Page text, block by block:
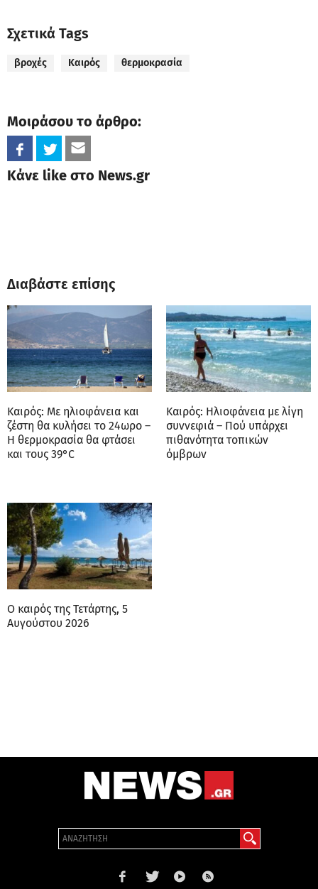
Σχετικά Tags
βροχές Καιρός θερμοκρασία
Μοιράσου το άρθρο:
Κάνε like στο News.gr
Διαβάστε επίσης
Καιρός: Με ηλιοφάνεια και
ζέστη θα κυλήσει το 24ωρο –
Η θερμοκρασία θα φτάσει
και τους 39°C
Καιρός: Ηλιοφάνεια με λίγη
συννεφιά – Πού υπάρχει
πιθανότητα τοπικών
όμβρων
Ο καιρός της Τετάρτης, 5
Αυγούστου 2026